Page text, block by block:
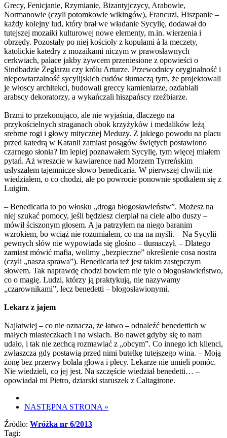
Grecy, Fenicjanie, Rzymianie, Bizantyjczycy, Arabowie,
Normanowie (czyli potomkowie wikingów), Francuzi, Hiszpanie –
każdy kolejny lud, który brał we władanie Sycylię, dodawał do
tutejszej mozaiki kulturowej nowe elementy, m.in. wierzenia i
obrzędy. Pozostały po niej kościoły z kopułami à la meczety,
katolickie katedry z mozaikami niczym w prawosławnych
cerkwiach, pałace jakby żywcem przeniesione z opowieści o
Sindbadzie Żeglarzu czy królu Arturze. Przewodnicy oryginalność i
niepowtarzalność sycylijskich cudów tłumaczą tym, że projektowali
je włoscy architekci, budowali greccy kamieniarze, ozdabiali
arabscy dekoratorzy, a wykańczali hiszpańscy rzeźbiarze.
Brzmi to przekonująco, ale nie wyjaśnia, dlaczego na
przykościelnych straganach obok krzyżyków i medalików leżą
srebrne rogi i głowy mitycznej Meduzy. Z jakiego powodu na placu
przed katedrą w Katanii zamiast posągów świętych postawiono
czarnego słonia? Im lepiej poznawałem Sycylię, tym więcej miałem
pytań. Aż wreszcie w kawiarence nad Morzem Tyrreńskim
usłyszałem tajemnicze słowo benedicaria. W pierwszej chwili nie
wiedziałem, o co chodzi, ale po powrocie ponownie spotkałem się z
Luigim.
– Benedicaria to po włosku „droga błogosławieństw”. Możesz na
niej szukać pomocy, jeśli będziesz cierpiał na ciele albo duszy –
mówił ściszonym głosem. A ja patrzyłem na niego baranim
wzrokiem, bo wciąż nie rozumiałem, co ma na myśli. – Na Sycylii
pewnych słów nie wypowiada się głośno – tłumaczył. – Dlatego
zamiast mówić mafia, wolimy „bezpieczne” określenie cosa nostra
(czyli „nasza sprawa”). Benedicaria też jest takim zastępczym
słowem. Tak naprawdę chodzi bowiem nie tyle o błogosławieństwo,
co o magię. Ludzi, którzy ją praktykują, nie nazywamy
„czarownikami”, lecz benedetti – błogosławionymi.
Lekarz z jajem
Najłatwiej – co nie oznacza, że łatwo – odnaleźć benedettich w
małych miasteczkach i na wsiach. Bo nawet gdyby się to nam
udało, i tak nie zechcą rozmawiać z „obcym”. Co innego ich klienci,
zwłaszcza gdy postawią przed nimi butelkę tutejszego wina. – Moją
żonę bez przerwy bolała głowa i plecy. Lekarze nie umieli pomóc.
Nie wiedzieli, co jej jest. Na szczęście wiedział benedetti… –
opowiadał mi Pietro, dziarski staruszek z Caltagirone.
NASTĘPNA STRONA »
Źródło: Wróżka nr 6/2013
Tagi: